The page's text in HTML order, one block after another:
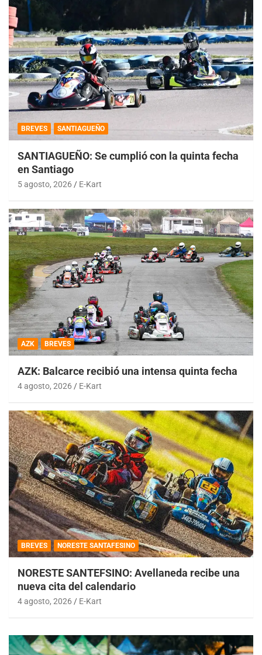
BREVES SANTIAGUEÑO
SANTIAGUEÑO: Se cumplió con la quinta fecha
en Santiago
5 agosto, 2026 E-Kart
AZK BREVES
AZK: Balcarce recibió una intensa quinta fecha
4 agosto, 2026 E-Kart
BREVES NORESTE SANTAFESINO
NORESTE SANTEFSINO: Avellaneda recibe una
nueva cita del calendario
4 agosto, 2026 E-Kart